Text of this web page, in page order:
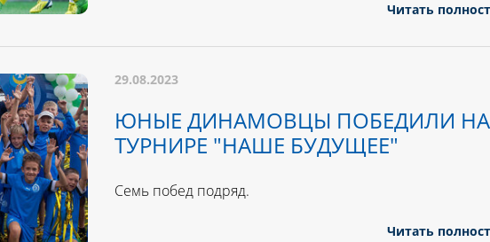
Читать
29.08.2023
ЮНЫЕ ДИНАМОВЦЫ ПОБЕДИЛИ НА
ТУРНИРЕ "НАШЕ БУДУЩЕЕ"
Семь побед подряд.
Читать